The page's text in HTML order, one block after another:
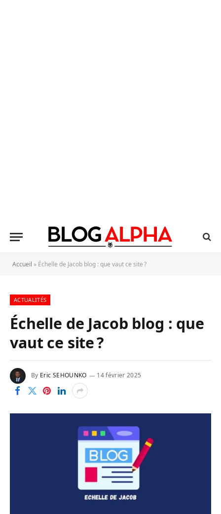
Accueil » Échelle de Jacob blog : que vaut ce site ?
ACTUALITÉS
Échelle de Jacob blog : que
vaut ce site ?
By Eric SEHOUNKO 14 février 2025